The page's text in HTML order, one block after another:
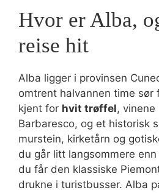
Hvor er Alba,
reise hit
Alba ligger i provinsen
omtrent halvannen time sør
kjent for hvit trøffel, vinene
Barbaresco, og et historisk
murstein, kirketårn og
du går litt langsommere
du får den klassiske
drukne i turistbusser. Alba